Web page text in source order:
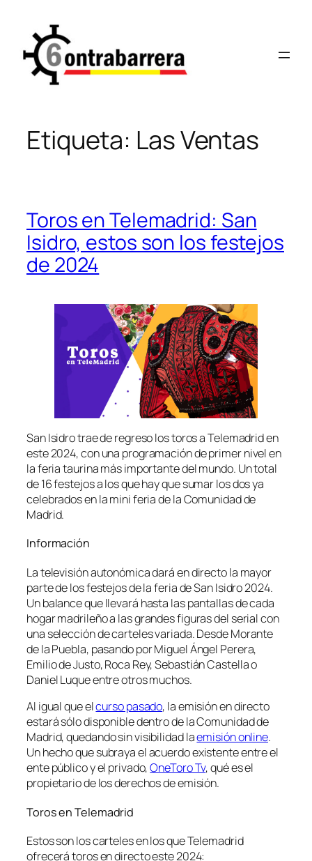
contenido
Etiqueta: Las Ventas
Toros en Telemadrid: San
Isidro, estos son los festejos
de 2024
San Isidro trae de regreso los toros a Telemadrid en
este 2024, con una programación de primer nivel en
la feria taurina más importante del mundo. Un total
de 16 festejos a los que hay que sumar los dos ya
celebrados en la mini feria de la Comunidad de
Madrid.
Información
La televisión autonómica dará en directo la mayor
parte de los festejos de la feria de San Isidro 2024.
Un balance que llevará hasta las pantallas de cada
hogar madrileño a las grandes figuras del serial con
una selección de carteles variada. Desde Morante
de la Puebla, pasando por Miguel Ángel Perera,
Emilio de Justo, Roca Rey, Sebastián Castella o
Daniel Luque entre otros muchos.
Al igual que elcurso pasado, la emisión en directo
estará sólo disponible dentro de la Comunidad de
Madrid, quedando sin visibilidad laemisión online.
Un hecho que subraya el acuerdo existente entre el
ente público y el privado,OneToro Tv, qué es el
propietario de los derechos de emisión.
Toros en Telemadrid
Estos son los carteles en los que Telemadrid
ofrecerá toros en directo este 2024: